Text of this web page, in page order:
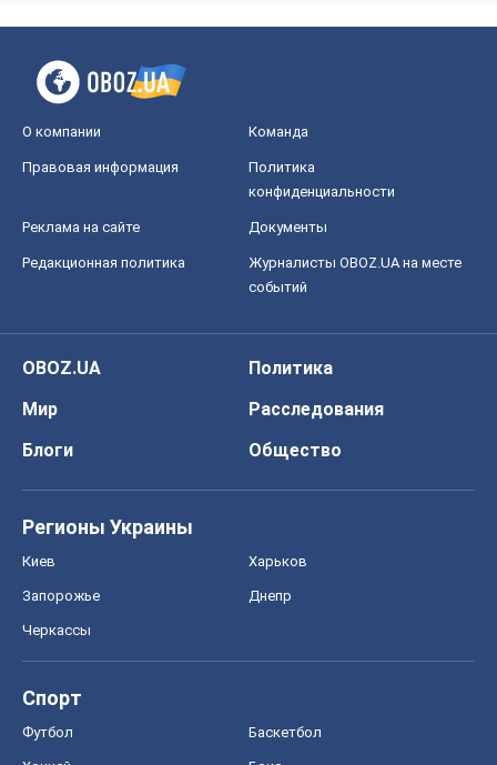
О компании Команда
Правовая информация
Политика
конфиденциальности
Реклама на сайте Документы
Редакционная политика
Журналисты OBOZ.UA на месте
событий
OBOZ.UA
Политика
Мир
Расследования
Блоги
Общество
Регионы Украины
Киев Харьков
Запорожье Днепр
Черкассы
Спорт
Футбол Баскетбол